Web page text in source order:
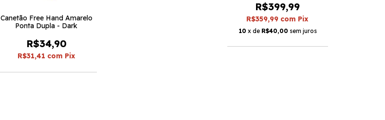
Canetão Free Hand Amarelo
Ponta Dupla - Dark
R$34,90
R$31,41 com Pix
R$399,99
R$359,99 com Pix
10 x de R$40,00 sem juros